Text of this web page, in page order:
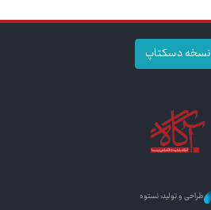
نسخه دسکتاپ
طراحی و تولید: نستوه